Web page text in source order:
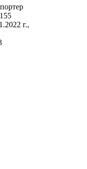
г.,